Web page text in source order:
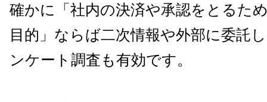
確かに「社内の決済や承認をとるた
目的」ならば二次情報や外部に委託
ンケート調査も有効です。